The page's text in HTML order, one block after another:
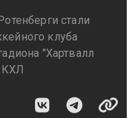
стали
клуба
"Хартвалл
КХЛ